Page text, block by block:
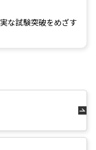
な試験突破をめざす